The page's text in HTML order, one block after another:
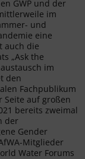
GWP und der
im
und
eine
auch die
„Ask the
im
den
Fachpublikum
Seite auf großen
bereits zweimal
der
Gender
Mitglieder
Water Forums